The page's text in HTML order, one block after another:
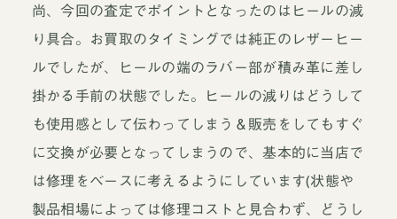
尚、今回の査定でポイントとなったのはヒールの減
り具合。お買取のタイミングでは純正のレザーヒー
ルでしたが、ヒールの端のラバー部が積み革に差し
掛かる手前の状態でした。ヒールの減りはどうして
も使用感として伝わってしまう＆販売をしてもすぐ
に交換が必要となってしまうので、基本的に当店で
は修理をベースに考えるようにしています(状態や
製品相場によっては修理コストと見合わず、どうし